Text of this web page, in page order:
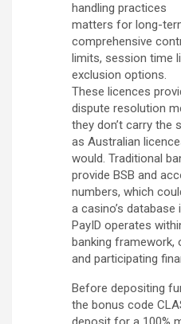
handling practices
matters for long-
comprehensive
limits, session time
exclusion options.
These licences
dispute resolution
they don’t carry the
as Australian
would. Traditional
provide BSB and
numbers, which
a casino’s
PayID operates
banking framework,
and participating
Before depositing
the bonus code